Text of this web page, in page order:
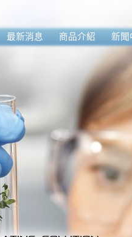
最新消息 商品介紹 新聞